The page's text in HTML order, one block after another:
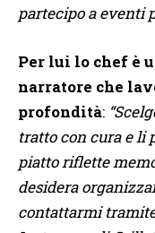
partecipo a eventi
Per lui lo chef è
narratore che
profondità:
tratto con cura e li
piatto riflette
desidera
contattarmi